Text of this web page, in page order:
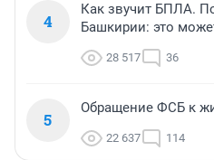
4
Как звучит БПЛА.
Башкирии: это
28 517 36
5
Обращение ФСБ к
22 637 114